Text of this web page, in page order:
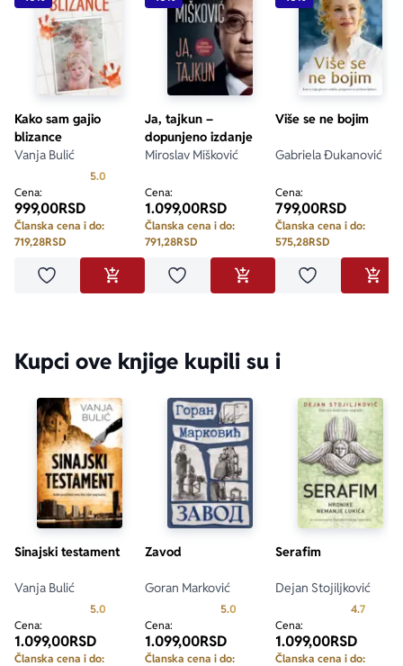
Kako sam gajio
blizance
Vanja Bulić
5.0
Cena:
999,00RSD
Članska cena i do:
719,28RSD
Dodaj u omiljeneDODAJ U KORPU
Ja, tajkun –
dopunjeno izdanje
Miroslav Mišković
Cena:
1.099,00RSD
Članska cena i do:
791,28RSD
Dodaj u omiljeneDODAJ U KORPU
Više se ne bojim
Gabriela Đukanović
Cena:
799,00RSD
Članska cena i do:
575,28RSD
Dodaj u
Kupci ove knjige kupili su i
Sinajski testament
Vanja Bulić
5.0 Prosecna ocena je 5.0 od 5
Cena:
1.099,00RSD
Članska cena i do:
Zavod
Goran Marković
5.0 Prosecna ocena je 5.0 od 5
Cena:
1.099,00RSD
Članska cena i do:
Serafim
Dejan Stojiljković
4.7
Cena:
1.099,00RSD
Članska cena i do: